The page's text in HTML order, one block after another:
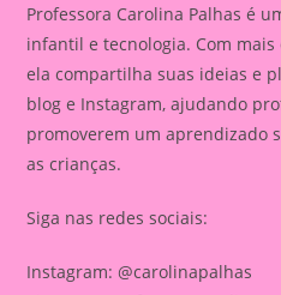
Professora Carolina Palhas é
infantil e tecnologia. Com
ela compartilha suas ideias e
blog e Instagram, ajudando
promoverem um aprendizado
as crianças.
Siga nas redes sociais:
Instagram: @carolinapalhas